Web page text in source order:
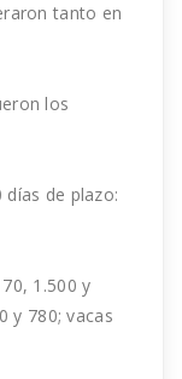
tanto en
los
días de plazo:
1.500 y
y 780; vacas